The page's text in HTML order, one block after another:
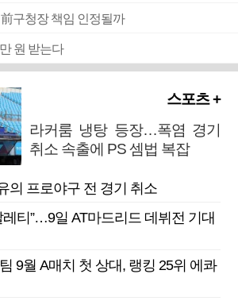
구청장 책임 인정될까
원 받는다
스포츠 +
라커룸 냉탕 등장…폭염 경기
취소 속출에 PS 셈법 복잡
의 프로야구 전 경기 취소
레티”…9일 AT마드리드 데뷔전 기대
9월 A매치 첫 상대, 랭킹 25위 에콰